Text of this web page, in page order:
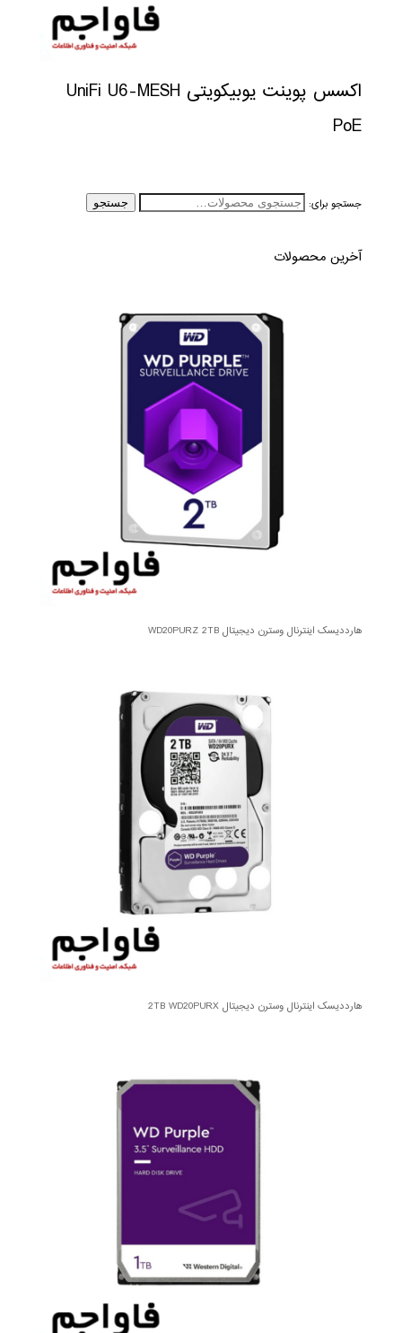
اکسس پوینت یوبیکویتی UniFi U6-MESH
PoE
جستجو برای: جستجو
آخرین محصولات
هارددیسک اینترنال وسترن دیجیتال WD20PURZ 2TB
هارددیسک اینترنال وسترن دیجیتال 2TB WD20PURX